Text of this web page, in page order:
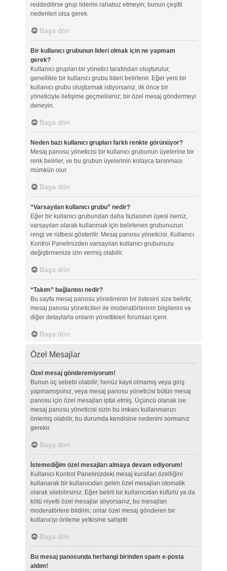
reddedilirse grup liderini rahatsız etmeyin; bunun çeşitli
nedenleri olsa gerek.
Başa dön
Bir kullanıcı grubunun lideri olmak için ne yapmam
gerek?
Kullanıcı grupları bir yönetici tarafından oluşturulur,
genellikle bir kullanıcı grubu lideri belirlenir. Eğer yeni bir
kullanıcı grubu oluşturmak istiyorsanız, ilk önce bir
yöneticiyle iletişime geçmelisiniz; bir özel mesaj göndermeyi
deneyin.
Başa dön
Neden bazı kullanıcı grupları farklı renkte görünüyor?
Mesaj panosu yöneticisi bir kullanıcı grubunun üyelerine bir
renk belirler, ve bu grubun üyelerinin kolayca tanınması
mümkün olur.
Başa dön
“Varsayılan kullanıcı grubu” nedir?
Eğer bir kullanıcı grubundan daha fazlasının üyesi iseniz,
varsayılan olarak kullanmak için belirlenen grubunuzun
rengi ve rütbesi gösterilir. Mesaj panosu yöneticisi, Kullanıcı
Kontrol Panelinizden varsayılan kullanıcı grubunuzu
değiştirmenize izin vermiş olabilir.
Başa dön
“Takım” bağlantısı nedir?
Bu sayfa mesaj panosu yönetiminin bir listesini size belirtir,
mesaj panosu yöneticileri ile moderatörlerinin bilgilerini ve
diğer detaylarla onların yönettikleri forumları içerir.
Başa dön
Özel Mesajlar
Özel mesaj gönderemiyorum!
Bunun üç sebebi olabilir; henüz kayıt olmamış veya giriş
yapmamışsınız, veya mesaj panosu yöneticisi bütün mesaj
panosu için özel mesajları iptal etmiş. Üçüncü olanak ise:
mesaj panosu yöneticisi sizin bu imkanı kullanmanızı
önlemiş olabilir, bu durumda kendisine nedenini sormanız
gerekir.
Başa dön
İstemediğim özel mesajları almaya devam ediyorum!
Kullanıcı Kontrol Panelinizdeki mesaj kuralları özelliğini
kullanarak bir kullanıcıdan gelen özel mesajları otomatik
olarak silebilirsiniz. Eğer belirli bir kullanıcıdan küfürlü ya da
kötü niyetli özel mesajlar alıyorsanız, bu mesajları
moderatörlere bildirin; onlar özel mesaj gönderen bir
kullanıcıyı önleme yetkisine sahiptir.
Başa dön
Bu mesaj panosunda herhangi birinden spam e-posta
aldım!